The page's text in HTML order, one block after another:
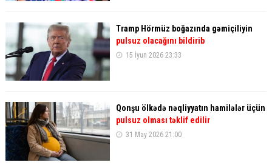
Tramp Hörmüz boğazında gəmiçiliyin
pulsuz olacağını bildirib
15 İyun 2026 23:33
Qonşu ölkədə nəqliyyatın hamilələr üçün
pulsuz olması təklif edilir
31 May 2026 21:00